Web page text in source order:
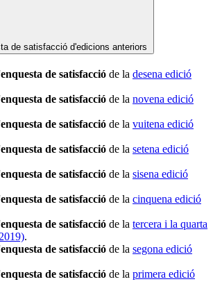
de satisfacció d'edicions anteriors
de satisfacció de la desena edició
de satisfacció de la novena edició
de satisfacció de la vuitena edició
de satisfacció de la setena edició
de satisfacció de la sisena edició
de satisfacció de la cinquena edició
de satisfacció de la tercera i la quarta
.
de satisfacció de la segona edició
de satisfacció de la primera edició